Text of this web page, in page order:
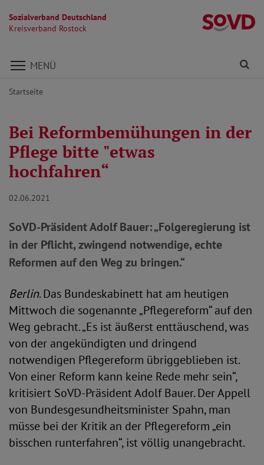
Sozialverband Deutschland
Kreisverband Rostock
Direkt zu den Inhalten springen
MENÜ
Startseite
Bei Reformbemühungen in der
Pflege bitte "etwas
hochfahren“
02.06.2021
SoVD-Präsident Adolf Bauer: „Folgeregierung ist
in der Pflicht, zwingend notwendige, echte
Reformen auf den Weg zu bringen.“
Berlin. Das Bundeskabinett hat am heutigen
Mittwoch die sogenannte „Pflegereform“ auf den
Weg gebracht. „Es ist äußerst enttäuschend, was
von der angekündigten und dringend
notwendigen Pflegereform übriggeblieben ist.
Von einer Reform kann keine Rede mehr sein“,
kritisiert SoVD-Präsident Adolf Bauer. Der Appell
von Bundesgesundheitsminister Spahn, man
müsse bei der Kritik an der Pflegereform „ein
bisschen runterfahren“, ist völlig unangebracht.